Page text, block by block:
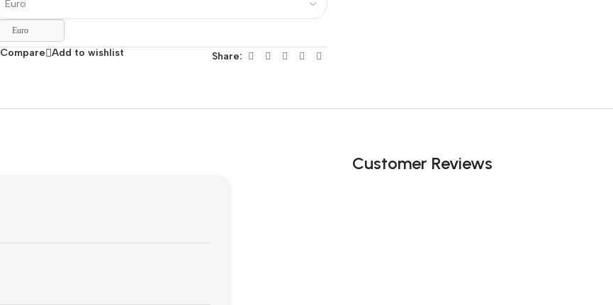
Euro
Compare Add to wishlist Share:
Customer Reviews